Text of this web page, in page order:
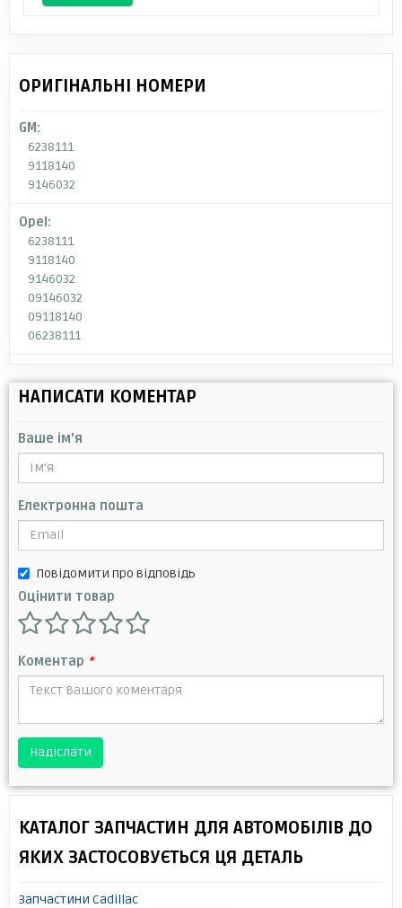
ОРИГІНАЛЬНІ НОМЕРИ
GM:
6238111
9118140
9146032
Opel:
6238111
9118140
9146032
09146032
09118140
06238111
НАПИСАТИ КОМЕНТАР
Ваше ім'я
Електронна пошта
Повідомити про відповідь
Оцінити товар
Коментар *
Надіслати
КАТАЛОГ ЗАПЧАСТИН ДЛЯ АВТОМОБІЛІВ ДО
ЯКИХ ЗАСТОСОВУЄТЬСЯ ЦЯ ДЕТАЛЬ
Запчастини Cadillac